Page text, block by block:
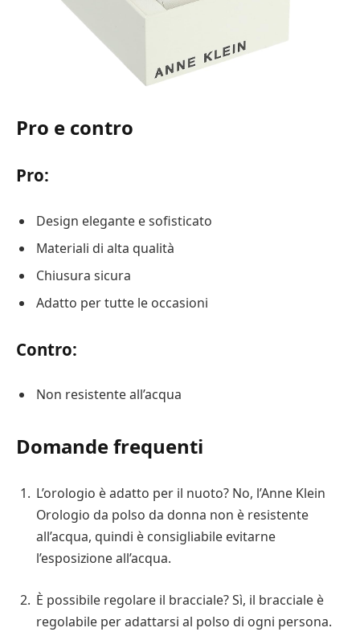
Pro e contro
Pro:
Design elegante e sofisticato
Materiali di alta qualità
Chiusura sicura
Adatto per tutte le occasioni
Contro:
Non resistente all’acqua
Domande frequenti
L’orologio è adatto per il nuoto? No, l’Anne Klein
Orologio da polso da donna non è resistente
all’acqua, quindi è consigliabile evitarne
l’esposizione all’acqua.
È possibile regolare il bracciale? Sì, il bracciale è
regolabile per adattarsi al polso di ogni persona.